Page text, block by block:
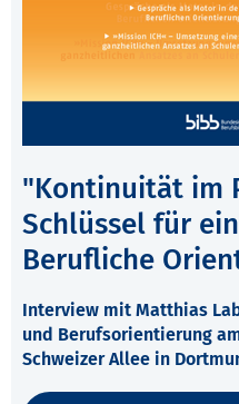
"Kontinuität im
Schlüssel für
Berufliche
Interview mit Matthias
und Berufsorientierung
Schweizer Allee in